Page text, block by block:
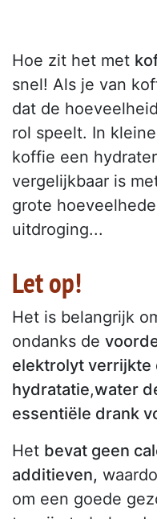
Hoe zit het met
snel! Als je van
dat de
rol speelt. In
koffie een
vergelijkbaar is
grote
uitdroging...
Let op!
Het is belangrijk
ondanks de
elektrolyt verrijkte
hydratatie,water
essentiële drank
Het bevat geen
additieven,
om een goede